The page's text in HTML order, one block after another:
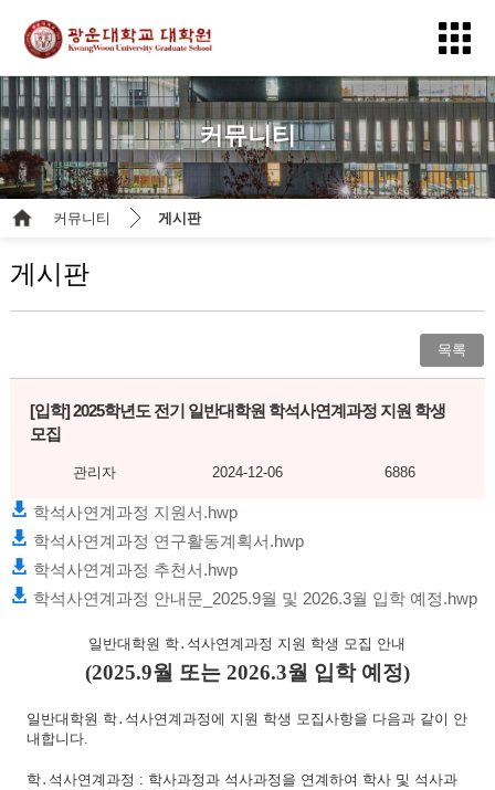
커뮤니티
커뮤니티 게시판
게시판
목록
[입학]2025학년도 전기 일반대학원 학석사연계과정 지원 학생
모집
관리자 2024-12-06 6886
학석사연계과정 지원서.hwp
학석사연계과정 연구활동계획서.hwp
학석사연계과정 추천서.hwp
학석사연계과정 안내문_2025.9월 및 2026.3월 입학 예정.hwp
일반대학원 학․ 석사연계과정 지원 학생 모집 안내
(2025.9월 또는 2026.3월 입학 예정)
일반대학원 학․ 석사연계과정에 지원 학생 모집사항을 다음과 같이 안
내합니다.
학․ 석사연계과정 : 학사과정과 석사과정을 연계하여 학사 및 석사과